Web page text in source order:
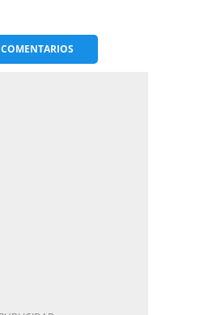
COMENTARIOS